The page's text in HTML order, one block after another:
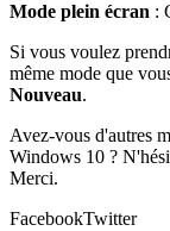
Mode plein écran :
Si vous voulez
même mode que
Nouveau.
Avez-vous d'autres
Windows 10 ?
Merci.
FacebookTwitter